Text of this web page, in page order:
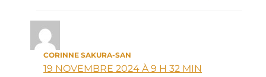
CORINNE SAKURA-SAN
19 NOVEMBRE 2024 À 9 H 32 MIN